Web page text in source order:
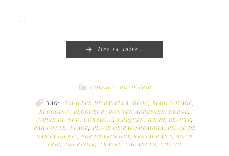
…
lire la suite…
CORSICA, ROAD TRIP
TAG:AIGUILLES DE BAVELLA, BLOG, BLOG VOYAGE,
BLOGGING, BLOGUEUR, BONNES ADRESSES, CORSE,
CORSE DU SUD, CORSICAC, CRIQUES, ILE DE BEAUTE,
PAILLOTTE, PLAGE, PLAGE DE PALOMBAGGIA, PLAGE DE
SANTA GIULIA, PORTO VECCHIO, RESTAURANT, ROAD
TRIP, TOURISME, TRAVEL, VACANCES, VOYAGE